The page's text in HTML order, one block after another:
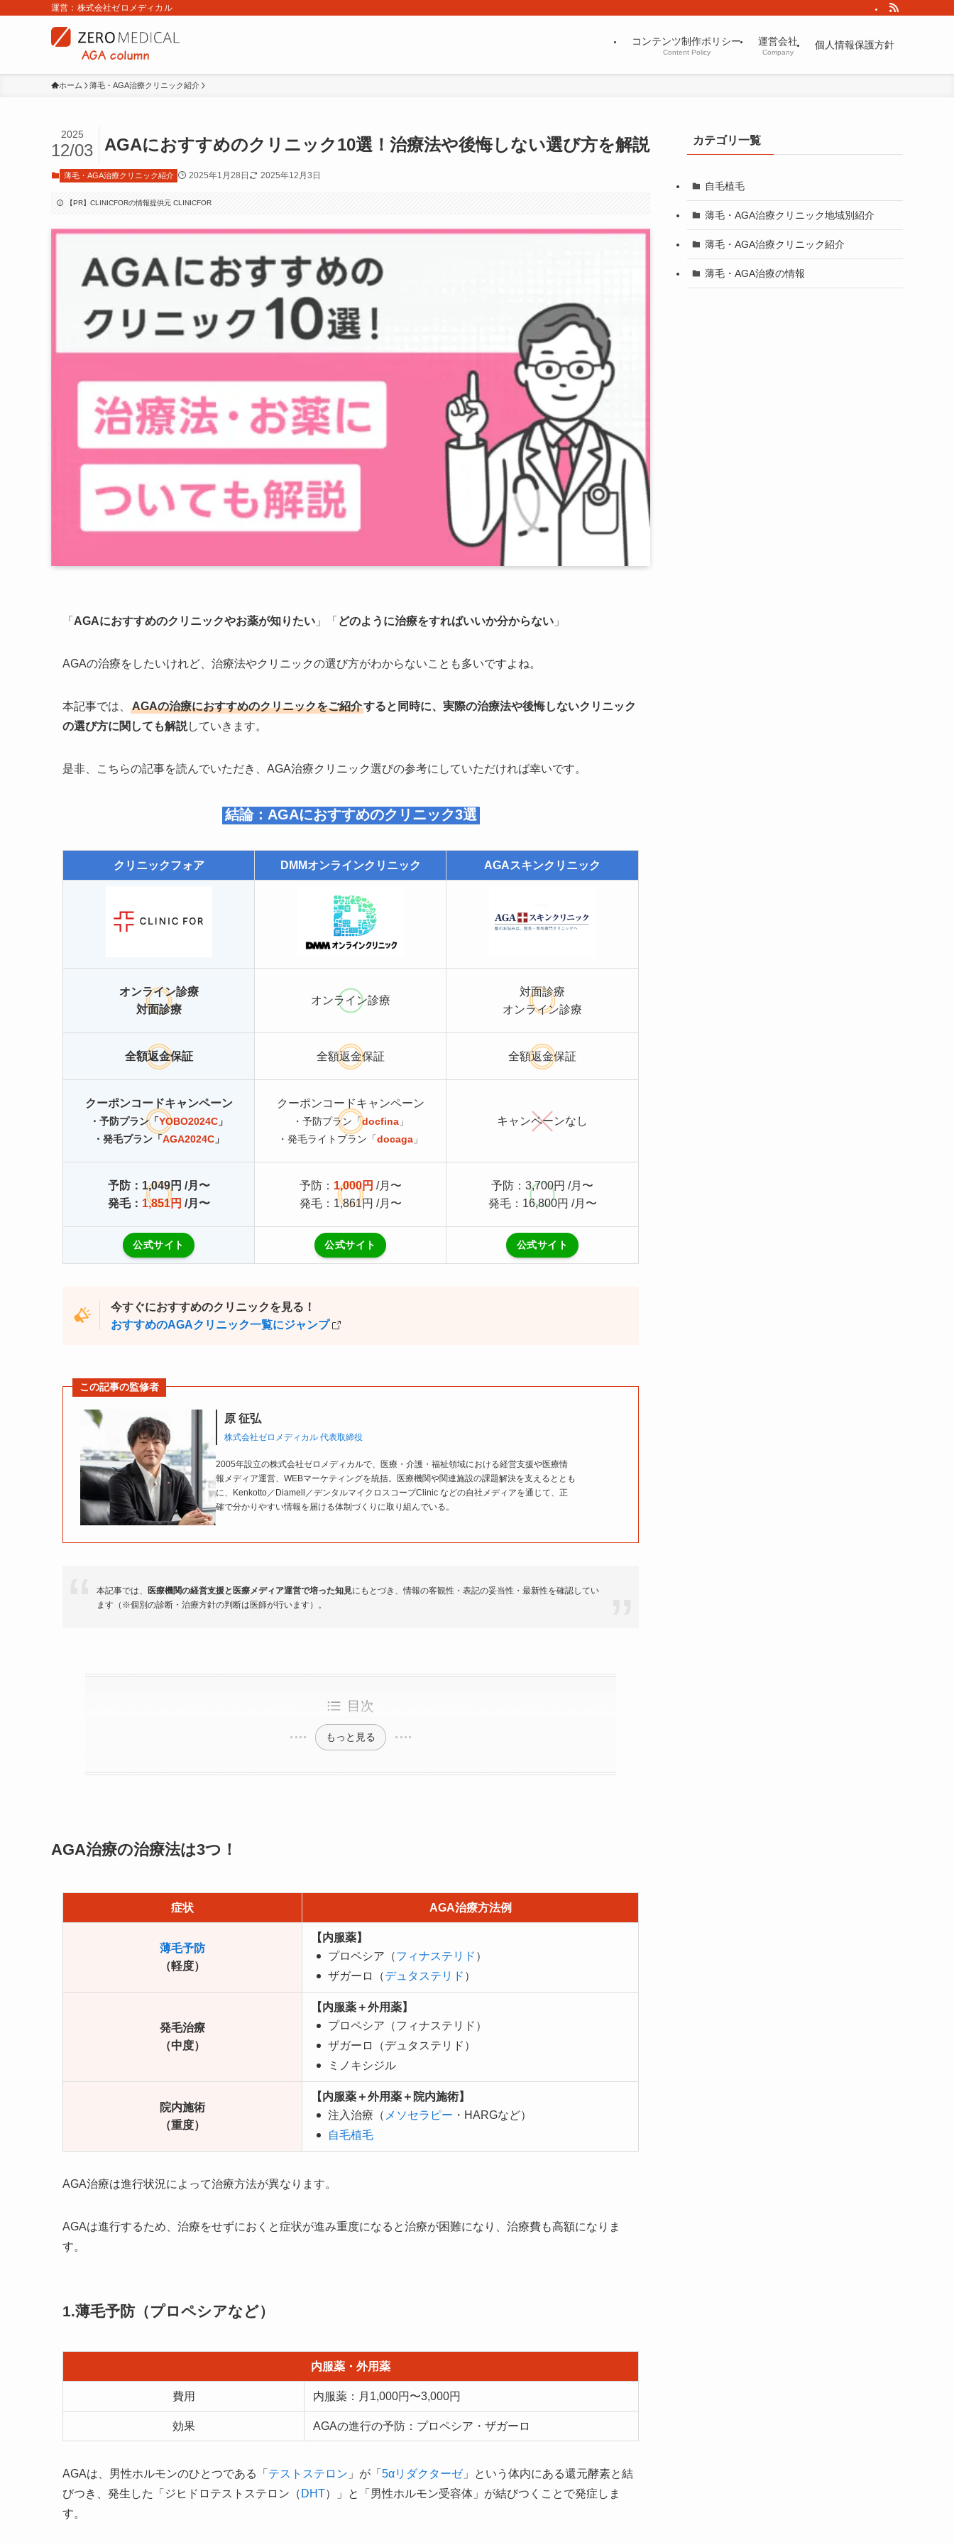
運営：株式会社ゼロメディカル
コンテンツ制作ポリシー
Content Policy
運営会社
Company
個人情報保護方針
ホーム 薄毛・AGA治療クリニック紹介
AGAにおすすめのクリニック10選！治療法や後悔しない選び方を解説
2025
12/03
薄毛・AGA治療クリニック紹介 2025年1月28日 2025年12月3日
【PR】CLINICFORの情報提供元 CLINICFOR
「 AGAにおすすめのクリニックやお薬が知りたい 」「 どのように治療をすればいいか分からない 」
AGAの治療をしたいけれど、治療法やクリニックの選び方がわからないことも多いですよね。
本記事では、 AGAの治療におすすめのクリニックをご紹介すると同時に、実際の治療法や後悔しないクリニック
の選び方に関しても解説していきます。
是非、こちらの記事を読んでいただき、AGA治療クリニック選びの参考にしていただければ幸いです。
結論：AGAにおすすめのクリニック3選
クリニックフォア DMMオンラインクリニック AGAスキンクリニック
オンライン診療
対面診療
オンライン診療
対面診療
オンライン診療
全額返金保証 全額返金保証 全額返金保証
クーポンコードキャンペーン
・予防プラン「YOBO2024C 」
・発毛プラン「AGA2024C 」
クーポンコードキャンペーン
・予防プラン「docfina」
・発毛ライトプラン「docaga 」
キャンペーンなし
予防： 1,049円 /月 〜
発毛： 1,851円 /月 〜
予防： 1,000円 /月〜
発毛：1,861円 /月〜
予防：3,700円 /月〜
発毛：16,800円 /月〜
公式サイト 公式サイト 公式サイト
今すぐにおすすめのクリニックを見る！
おすすめのAGAクリニック一覧にジャンプ
この記事の監修者
原 征弘
株式会社ゼロメディカル 代表取締役
2005年設立の株式会社ゼロメディカルで、医療・介護・福祉領域における経営支援や医療情
報メディア運営、WEBマーケティングを統括。医療機関や関連施設の課題解決を支えるととも
に、Kenkotto／Diamell／デンタルマイクロスコープClinic などの自社メディアを通じて、正
確で分かりやすい情報を届ける体制づくりに取り組んでいる。
本記事では、 医療機関の経営支援と医療メディア運営で培った知見にもとづき、情報の客観性・表記の妥当性・最新性を確認してい
ます（※個別の診断・治療方針の判断は医師が行います）。
目次
もっと見る
AGA治療の治療法は3つ！
症状 AGA治療方法例
薄毛予防
（軽度）
【内服薬】
プロペシア（フィナステリド ）
ザガーロ（デュタステリド ）
発毛治療
（中度）
【内服薬＋外用薬】
プロペシア（フィナステリド）
ザガーロ（デュタステリド）
ミノキシジル
院内施術
（重度）
【内服薬＋外用薬 ＋院内施術】
注入治療（ メソセラピー ・HARGなど）
自毛植毛
AGA治療は進行状況によって治療方法が異なります。
AGAは進行するため、治療をせずにおくと症状が進み重度になると治療が困難になり、治療費も高額になりま
す。
1.薄毛予防（プロペシアなど）
内服薬・外用薬
費用 内服薬：月1,000円〜3,000円
効果 AGAの進行の予防：プロペシア・ザガーロ
AGAは、男性ホルモンのひとつである「 テストステロン 」が「 5αリダクターゼ」という体内にある還元酵素と結
びつき、発生した「ジヒドロテストステロン（ DHT）」と「男性ホルモン受容体」が結びつくことで発症しま
す。
カテゴリ一覧
自毛植毛
薄毛・AGA治療クリニック地域別紹介
薄毛・AGA治療クリニック紹介
薄毛・AGA治療の情報